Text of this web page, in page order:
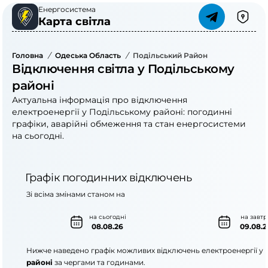
Енергосистема
Карта світла
Головна / Одеська Область / Подільський Район
Відключення світла у Подільському
районі
Актуальна інформація про відключення
електроенергії у Подільському районі: погодинні
графіки, аварійні обмеження та стан енергосистеми
на сьогодні.
Графік погодинних відключень
на сьогодні
08.08.26
на
Зі всіма змінами станом на
Нижче наведено графік можливих відключень електроенергії у
районі за чергами та годинами.